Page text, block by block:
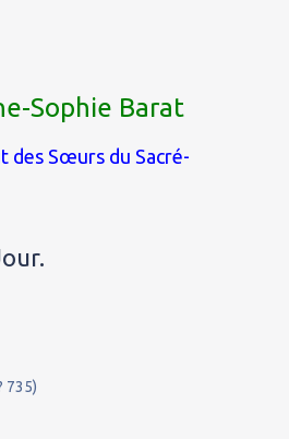
Sophie Barat
des Sœurs du Sacré-
735)